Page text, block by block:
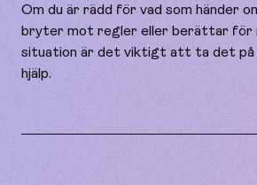
Om du är rädd för vad som händer
bryter mot regler eller berättar för
situation är det viktigt att ta det på
hjälp.